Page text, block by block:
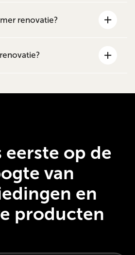
renovatie?
eerste op de
van
en
producten